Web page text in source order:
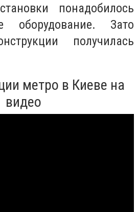
понадобилось
оборудование. Зато
получилась
метро в Киеве на
видео